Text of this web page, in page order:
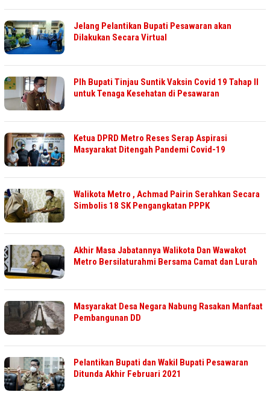
Jelang Pelantikan Bupati Pesawaran akan
Dilakukan Secara Virtual
Plh Bupati Tinjau Suntik Vaksin Covid 19 Tahap II
untuk Tenaga Kesehatan di Pesawaran
Ketua DPRD Metro Reses Serap Aspirasi
Masyarakat Ditengah Pandemi Covid-19
Walikota Metro , Achmad Pairin Serahkan Secara
Simbolis 18 SK Pengangkatan PPPK
Akhir Masa Jabatannya Walikota Dan Wawakot
Metro Bersilaturahmi Bersama Camat dan Lurah
Masyarakat Desa Negara Nabung Rasakan Manfaat
Pembangunan DD
Pelantikan Bupati dan Wakil Bupati Pesawaran
Ditunda Akhir Februari 2021